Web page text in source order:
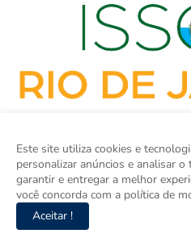
ISSO É RIO DE JANEIRO é o site
Este site utiliza cookies e
personalizar anúncios e analisar
garantir e entregar a melhor
você concorda com a política de
Aceitar !